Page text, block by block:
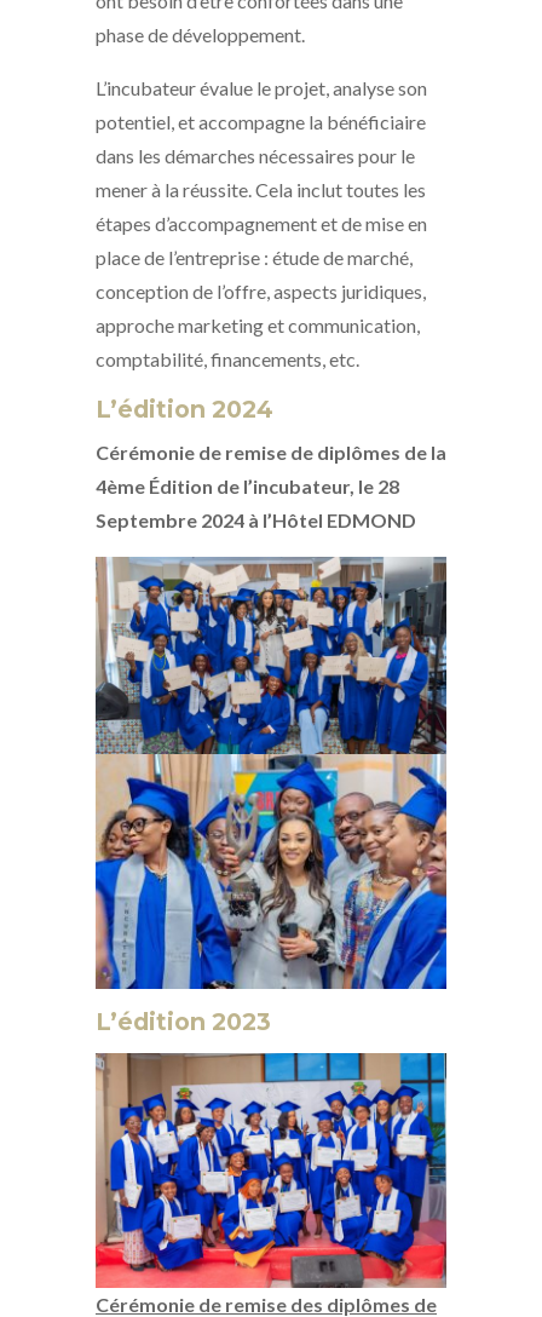
phase de développement.
L’incubateur évalue le projet, analyse son
potentiel, et accompagne la bénéficiaire
dans les démarches nécessaires pour le
mener à la réussite. Cela inclut toutes les
étapes d’accompagnement et de mise en
place de l’entreprise : étude de marché,
conception de l’offre, aspects juridiques,
approche marketing et communication,
comptabilité, financements, etc.
L’édition 2024
Cérémonie de remise de diplômes de la
4ème Édition de l’incubateur, le 28
Septembre 2024 à l’Hôtel EDMOND
L’édition 2023
Cérémonie de remise des diplômes de